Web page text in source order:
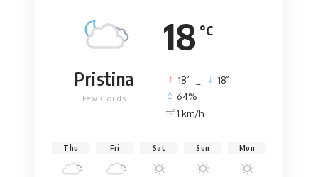
18 °C
Pristina
Few Clouds
18° 18°
64%
1 km/h
Thu Fri Sat Sun Mon